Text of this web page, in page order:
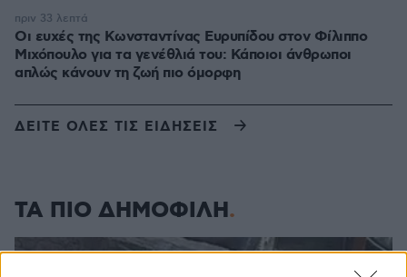
Οι ευχές της Κωνσταντίνας Ευρυπίδου στον Φίλιππο
Μιχόπουλο για τα γενέθλιά του: Κάποιοι άνθρωποι
απλώς κάνουν τη ζωή πιο όμορφη
πριν 33 λεπτά
ΔΕΙΤΕ ΟΛΕΣ ΤΙΣ ΕΙΔΗΣΕΙΣ
ΤΑ ΠΙΟ ΔΗΜΟΦΙΛΗ